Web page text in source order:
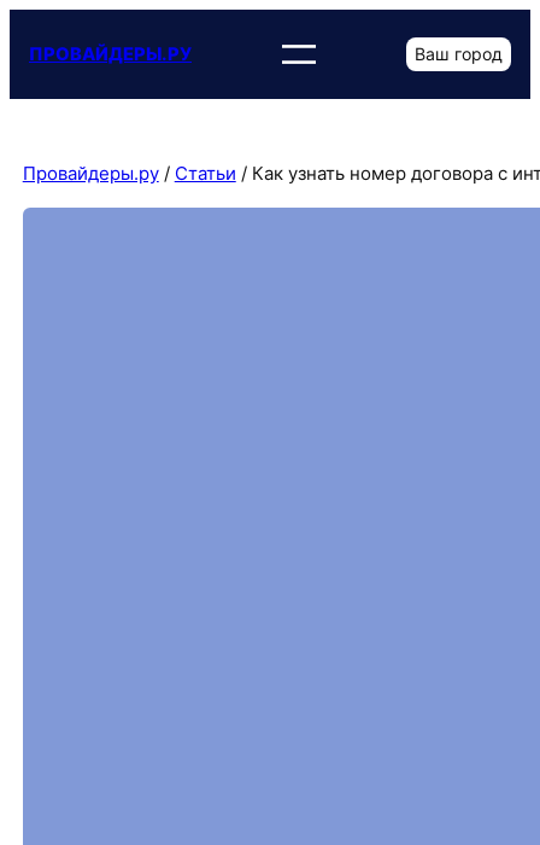
ПРОВАЙДЕРЫ.РУ Ваш город
Провайдеры.ру/ Статьи / Как узнать номер договора с